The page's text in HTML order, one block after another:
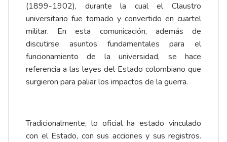
(1899-1902), durante la cual el Claustro
universitario fue tomado y convertido en cuartel
militar. En esta comunicación, además de
discutirse asuntos fundamentales para el
funcionamiento de la universidad, se hace
referencia a las leyes del Estado colombiano que
surgieron para paliar los impactos de la guerra.
Tradicionalmente, lo oficial ha estado vinculado
con el Estado, con sus acciones y sus registros.